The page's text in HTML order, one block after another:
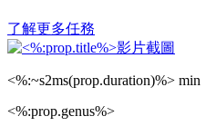
了解更多任務
<%:~s2ms(prop.duration)%> min
<%:prop.genus%>